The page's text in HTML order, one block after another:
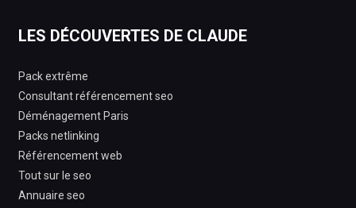
LES DÉCOUVERTES DE CLAUDE
Pack extrême
Consultant référencement seo
Déménagement Paris
Packs netlinking
Référencement web
Tout sur le seo
Annuaire seo